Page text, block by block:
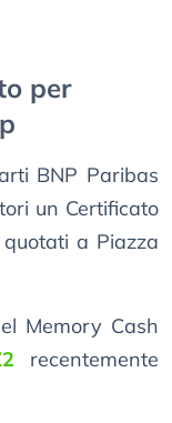
per
BNP Paribas
un Certificato
a Piazza
Memory Cash
recentemente